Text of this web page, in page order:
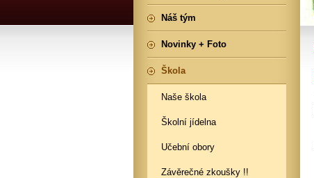
Náš tým
Novinky + Foto
Škola
Naše škola
Školní jídelna
Učební obory
Závěrečné zkoušky !!